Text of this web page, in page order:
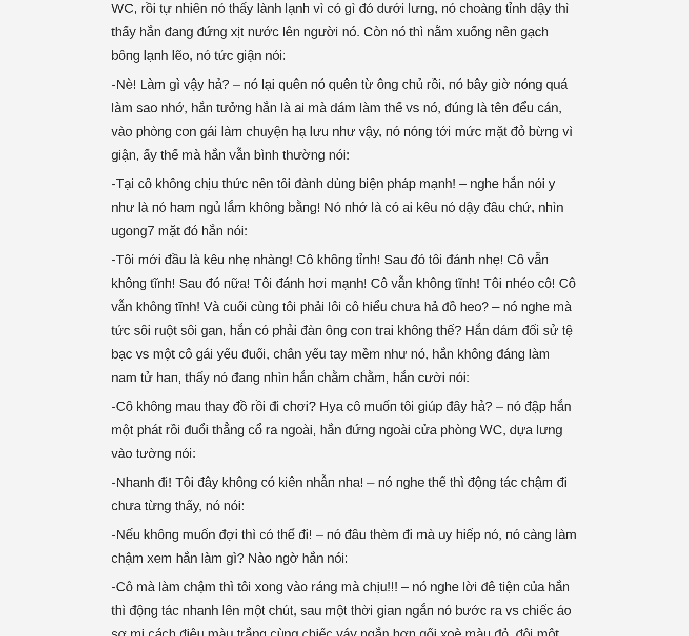
WC, rồi tự nhiên nó thấy lành lạnh vì có gì đó dưới lưng, nó choàng tỉnh dậy thì
thấy hắn đang đứng xịt nước lên người nó. Còn nó thì nằm xuống nền gạch
bông lạnh lẽo, nó tức giận nói:
-Nè! Làm gì vậy hả? – nó lại quên nó quên từ ông chủ rồi, nó bây giờ nóng quá
làm sao nhớ, hắn tưởng hắn là ai mà dám làm thế vs nó, đúng là tên đểu cán,
vào phòng con gái làm chuyện hạ lưu như vậy, nó nóng tới mức mặt đỏ bừng vì
giận, ấy thế mà hắn vẫn bình thường nói:
-Tại cô không chịu thức nên tôi đành dùng biện pháp mạnh! – nghe hắn nói y
như là nó ham ngủ lắm không bằng! Nó nhớ là có ai kêu nó dậy đâu chứ, nhìn
ugong7 mặt đó hắn nói:
-Tôi mới đầu là kêu nhẹ nhàng! Cô không tỉnh! Sau đó tôi đánh nhẹ! Cô vẫn
không tĩnh! Sau đó nữa! Tôi đánh hơi mạnh! Cô vẫn không tĩnh! Tôi nhéo cô! Cô
vẫn không tĩnh! Và cuối cùng tôi phải lôi cô hiểu chưa hả đồ heo? – nó nghe mà
tức sôi ruột sôi gan, hắn có phải đàn ông con trai không thế? Hắn dám đối sử tệ
bạc vs một cô gái yếu đuối, chân yếu tay mềm như nó, hắn không đáng làm
nam tử han, thấy nó đang nhìn hắn chằm chằm, hắn cười nói:
-Cô không mau thay đồ rồi đi chơi? Hya cô muốn tôi giúp đây hả? – nó đập hắn
một phát rồi đuổi thẳng cổ ra ngoài, hắn đứng ngoài cửa phòng WC, dựa lưng
vào tường nói:
-Nhanh đi! Tôi đây không có kiên nhẫn nha! – nó nghe thế thì động tác chậm đi
chưa từng thấy, nó nói:
-Nếu không muốn đợi thì có thể đi! – nó đâu thèm đi mà uy hiếp nó, nó càng làm
chậm xem hắn làm gì? Nào ngờ hắn nói:
-Cô mà làm chậm thì tôi xong vào ráng mà chịu!!! – nó nghe lời đê tiện của hắn
thì động tác nhanh lên một chút, sau một thời gian ngắn nó bước ra vs chiếc áo